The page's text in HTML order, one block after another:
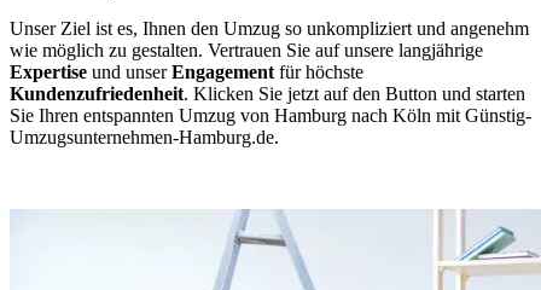
Unser Ziel ist es, Ihnen den Umzug so unkompliziert und angenehm
wie möglich zu gestalten. Vertrauen Sie auf unsere langjährige
Expertise und unserEngagement für höchste
Kundenzufriedenheit. Klicken Sie jetzt auf den Button und starten
Sie Ihren entspannten Umzug von Hamburg⁠ nach Köln mit Günstig-
Umzugsunternehmen-Hamburg.de.